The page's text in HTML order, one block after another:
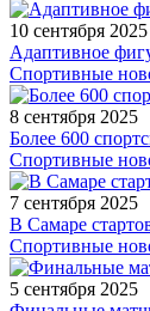
10 сентября 2025
Адаптивное
Спортивные
8 сентября 2025
Более 600
Спортивные
7 сентября 2025
В Самаре
Спортивные
5 сентября 2025